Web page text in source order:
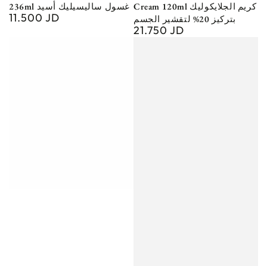
236ml غسول ساليسيليك أسيد
Regular
11.500 JD
Cream 120ml كريم الجلايكوليك
بتركيز 20% لتقشير الجسم
Regular
21.750 JD